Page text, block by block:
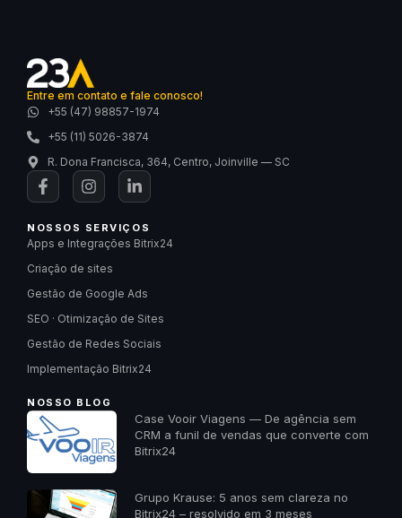
Entre em contato e fale conosco!
+55 (47) 98857-1974
+55 (11) 5026-3874
R. Dona Francisca, 364, Centro, Joinville — SC
NOSSOS SERVIÇOS
Apps e Integrações Bitrix24
Criação de sites
Gestão de Google Ads
SEO · Otimização de Sites
Gestão de Redes Sociais
Implementação Bitrix24
NOSSO BLOG
Case Vooir Viagens — De agência sem
CRM a funil de vendas que converte com
Bitrix24
Grupo Krause: 5 anos sem clareza no
Bitrix24 – resolvido em 3 meses